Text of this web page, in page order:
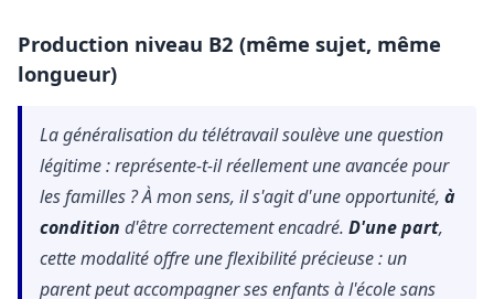
Production niveau B2 (même sujet, même
longueur)
La généralisation du télétravail soulève une question
légitime : représente-t-il réellement une avancée pour
les familles ? À mon sens, il s'agit d'une opportunité, à
condition d'être correctement encadré. D'une part,
cette modalité offre une flexibilité précieuse : un
parent peut accompagner ses enfants à l'école sans